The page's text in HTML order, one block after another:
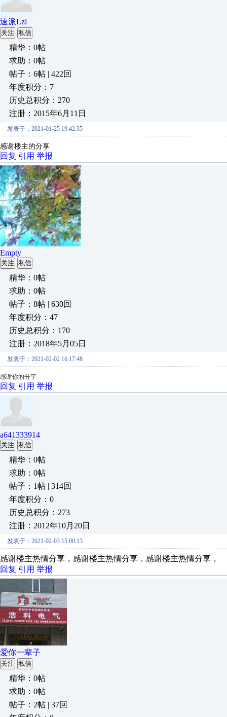
速派Lzl
关注 私信
精华：0帖
求助：0帖
帖子：6帖 | 422回
年度积分：7
历史总积分：270
注册：2015年6月11日
发表于：2021-01-25 19:42:35
感谢楼主的分享
回复 引用 举报
Empty
关注 私信
精华：0帖
求助：0帖
帖子：8帖 | 630回
年度积分：47
历史总积分：170
注册：2018年5月05日
发表于：2021-02-02 16:17:48
感谢你的分享
回复 引用 举报
a641333914
关注 私信
精华：0帖
求助：0帖
帖子：1帖 | 314回
年度积分：0
历史总积分：273
注册：2012年10月20日
发表于：2021-02-03 15:00:13
感谢楼主热情分享，感谢楼主热情分享，感谢楼主热情分享，
回复 引用 举报
爱你一辈子
关注 私信
精华：0帖
求助：0帖
帖子：2帖 | 37回